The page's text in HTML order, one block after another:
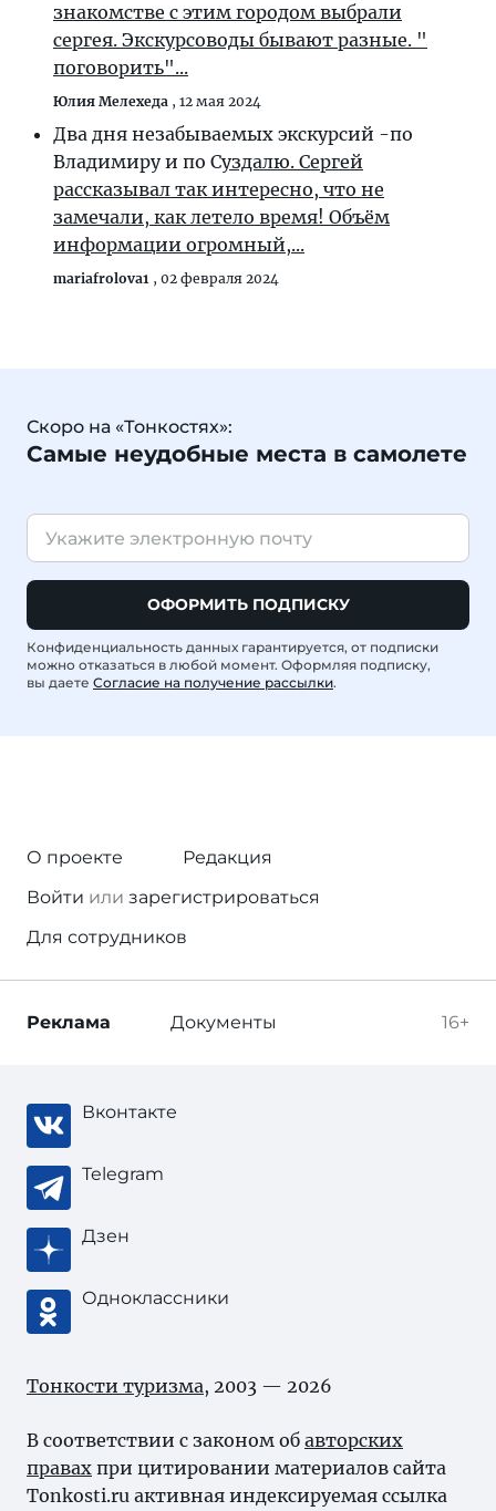
знакомстве с этим городом выбрали
сергея. Экскурсоводы бывают разные. "
поговорить"...
Юлия Мелехеда , 12 мая 2024
Два дня незабываемых экскурсий -по
Владимиру и по Суздалю. Сергей
рассказывал так интересно, что не
замечали, как летело время! Объём
информации огромный,...
mariafrolova1 , 02 февраля 2024
Скоро на «Тонкостях»:
Самые неудобные места в самолете
ОФОРМИТЬ ПОДПИСКУ
Конфиденциальность данных гарантируется, от подписки
можно отказаться в любой момент. Оформляя подписку,
вы даете Согласие на получение рассылки.
О проекте
Редакция
Войти или зарегистрироваться
Для сотрудников
16+
Реклама Документы
Вконтакте
Telegram
Дзен
Одноклассники
Тонкости туризма, 2003 — 2026
В соответствии с законом об авторских
правах при цитировании материалов сайта
Tonkosti.ru активная индексируемая ссылка